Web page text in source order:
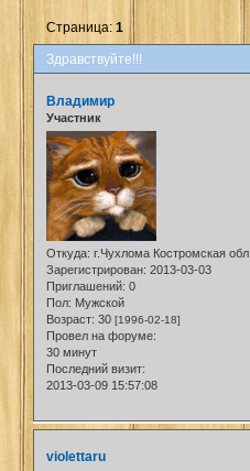
Здравствуйте!!!
Страница:1
Владимир
Участник
Откуда: г.Чухлома Костромская обл.
Зарегистрирован: 2013-03-03
Приглашений: 0
Пол: Мужской
Возраст: 30 [1996-02-18]
Провел на форуме:
30 минут
Последний визит:
2013-03-09 15:57:08
violettaru